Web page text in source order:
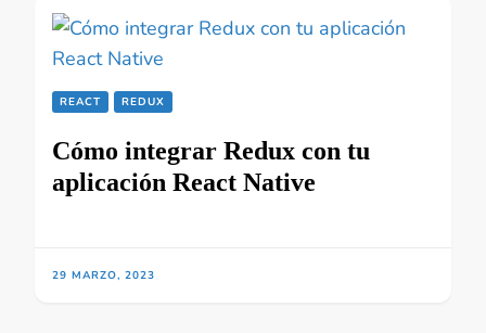
REACT REDUX
Cómo integrar Redux con tu
aplicación React Native
29 MARZO, 2023